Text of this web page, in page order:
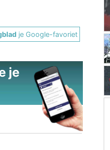
je Google-favoriet
je